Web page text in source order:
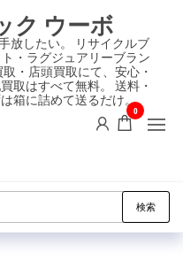
ク ウーボ
放したい。 リサイクルブ
・ラグジュアリーブラン
・店頭買取にて、安心・
取はすべて無料。 送料・
箱に詰めて送るだけ。
0
検索